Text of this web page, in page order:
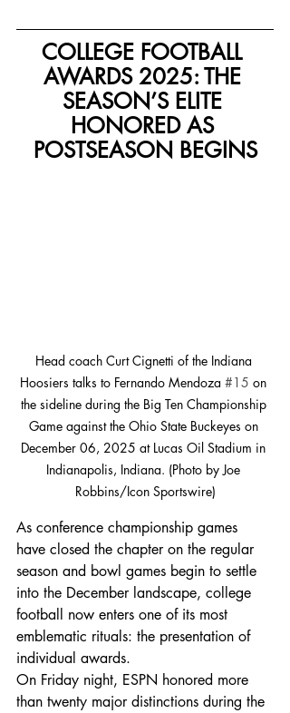
COLLEGE FOOTBALL
AWARDS 2025: THE
SEASON’S ELITE
HONORED AS
POSTSEASON BEGINS
Head coach Curt Cignetti of the Indiana
Hoosiers talks to Fernando Mendoza #15 on
the sideline during the Big Ten Championship
Game against the Ohio State Buckeyes on
December 06, 2025 at Lucas Oil Stadium in
Indianapolis, Indiana. (Photo by Joe
Robbins/Icon Sportswire)
As conference championship games
have closed the chapter on the regular
season and bowl games begin to settle
into the December landscape, college
football now enters one of its most
emblematic rituals: the presentation of
individual awards.
On Friday night, ESPN honored more
than twenty major distinctions during the